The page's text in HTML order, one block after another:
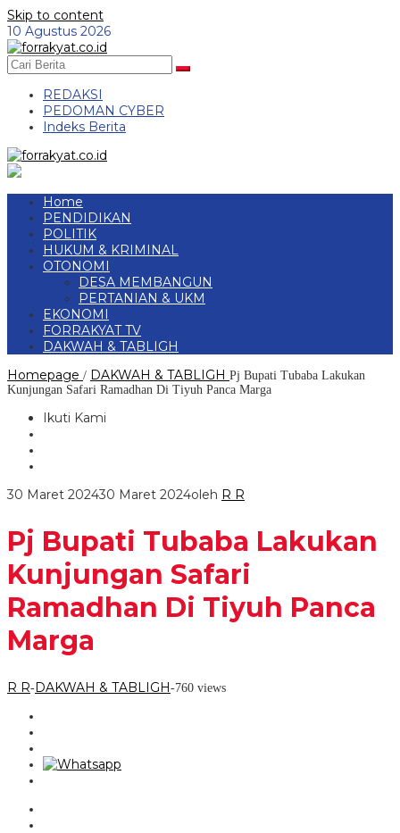
Skip to content
10 Agustus 2026
REDAKSI
PEDOMAN CYBER
Indeks Berita
Home
PENDIDIKAN
POLITIK
HUKUM & KRIMINAL
OTONOMI
DESA MEMBANGUN
PERTANIAN & UKM
EKONOMI
FORRAKYAT TV
DAKWAH & TABLIGH
Homepage / DAKWAH & TABLIGH Pj Bupati Tubaba Lakukan
Kunjungan Safari Ramadhan Di Tiyuh Panca Marga
Ikuti Kami
30 Maret 202430 Maret 2024oleh R R
Pj Bupati Tubaba Lakukan
Kunjungan Safari
Ramadhan Di Tiyuh Panca
Marga
R R-DAKWAH & TABLIGH-760 views